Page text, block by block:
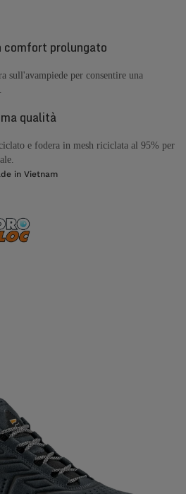
comfort prolungato
sull'avampiede per consentire una
qualità
e fodera in mesh riciclata al 95% per
in Vietnam